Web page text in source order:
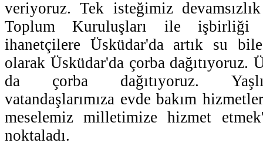
veriyoruz. Tek isteğimiz
Toplum Kuruluşları ile işbirliği
ihanetçilere Üsküdar'da artık su
olarak Üsküdar'da çorba dağıtıyoruz.
da çorba dağıtıyoruz.
vatandaşlarımıza evde bakım
meselemiz milletimize hizmet
noktaladı.